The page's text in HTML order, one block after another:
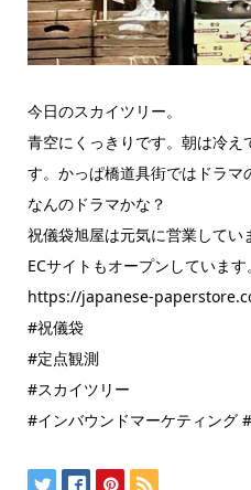
今日のスカイツリー。
青空にくっきりです。朝は冷
す。かっぱ橋道具街ではドラマ
なんのドラマかな？
祝儀袋旭屋は元気に営業してい
ECサイトもオープンしています。
https://japanese-
#祝儀袋
#定点観測
#スカイツリー
#インバウンドマーケティング